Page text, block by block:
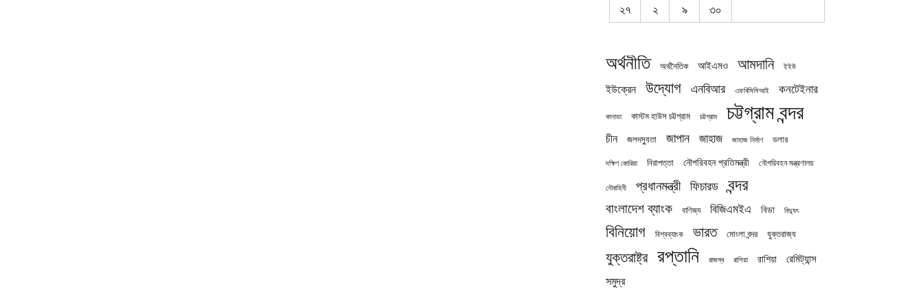
২৭ ২ ৯ ৩০
অর্থনীতি অর্থনৈতিক আইএমও আমদানি ইইউ
ইউক্রেন উদ্যোগ এনবিআর এফবিসিসিআই কনটেইনার
কানাডা কাস্টম হাউস চট্টগ্রাম চট্টগ্রাম চট্টগ্রাম বন্দর
চীন জলদস্যুতা জাপান জাহাজ জাহাজ নির্মাণ ডলার
দক্ষিণ কোরিয়া নিরাপত্তা নৌপরিবহন প্রতিমন্ত্রী নৌপরিবহন মন্ত্রণালয়
নৌবাহিনী প্রধানমন্ত্রী ফিচারড বন্দর
বাংলাদেশ ব্যাংক বাণিজ্য বিজিএমইএ বিডা বিদ্যুৎ
বিনিয়োগ বিশ্বব্যাংক ভারত মোংলা বন্দর যুক্তরাজ্য
যুক্তরাষ্ট্র রপ্তানি রাজস্ব রাশিয়া রাশিয়া রেমিট্যান্স
সমুদ্র